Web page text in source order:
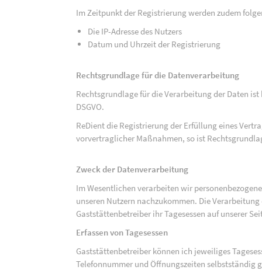
Im Zeitpunkt der Registrierung werden zudem
Die IP-Adresse des Nutzers
Datum und Uhrzeit der Registrierung
Rechtsgrundlage für die Datenverarbeitung
Rechtsgrundlage für die Verarbeitung der Daten
DSGVO.
ReDient die Registrierung der Erfüllung eines
vorvertraglicher Maßnahmen, so ist
Zweck der Datenverarbeitung
Im Wesentlichen verarbeiten wir
unseren Nutzern nachzukommen. Die
Gaststättenbetreiber ihr Tagesessen auf unserer
Erfassen von Tagesessen
Gaststättenbetreiber können ich jeweiliges
Telefonnummer und Öffnungszeiten selbstständig